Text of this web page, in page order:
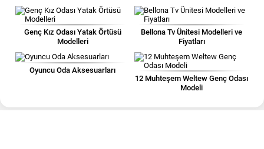
Genç Kız Odası Yatak Örtüsü
Modelleri
Bellona Tv Ünitesi Modelleri ve
Fiyatları
Oyuncu Oda Aksesuarları
12 Muhteşem Weltew Genç Odası
Modeli